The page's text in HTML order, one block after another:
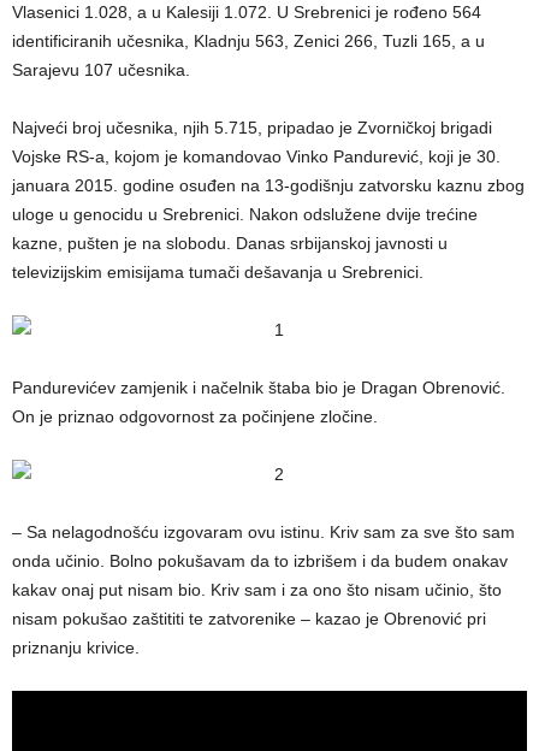
Vlasenici 1.028, a u Kalesiji 1.072. U Srebrenici je rođeno 564
identificiranih učesnika, Kladnju 563, Zenici 266, Tuzli 165, a u
Sarajevu 107 učesnika.
Najveći broj učesnika, njih 5.715, pripadao je Zvorničkoj brigadi
Vojske RS-a, kojom je komandovao Vinko Pandurević, koji je 30.
januara 2015. godine osuđen na 13-godišnju zatvorsku kaznu zbog
uloge u genocidu u Srebrenici. Nakon odslužene dvije trećine
kazne, pušten je na slobodu. Danas srbijanskoj javnosti u
televizijskim emisijama tumači dešavanja u Srebrenici.
Pandurevićev zamjenik i načelnik štaba bio je Dragan Obrenović.
On je priznao odgovornost za počinjene zločine.
– Sa nelagodnošću izgovaram ovu istinu. Kriv sam za sve što sam
onda učinio. Bolno pokušavam da to izbrišem i da budem onakav
kakav onaj put nisam bio. Kriv sam i za ono što nisam učinio, što
nisam pokušao zaštititi te zatvorenike – kazao je Obrenović pri
priznanju krivice.